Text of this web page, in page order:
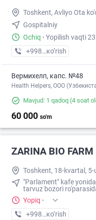
Toshkent, Avliyo Ota
Gospitalniy
Ochiq · Yopilish vaqti
+998 (99) XXX-XX-XX
кo’rish
Вермихелп, капс. №48
Health Helpers, OOO
Mavjud: 1 qadoq (4 soat
60 000 so'm
ZARINA BIO FARM
Toshkent, 18-kvartal,
"Parlament" kafe
tarvuz bozori
Yopiq ·
+998 (99) XXX-XX-XX
кo’rish